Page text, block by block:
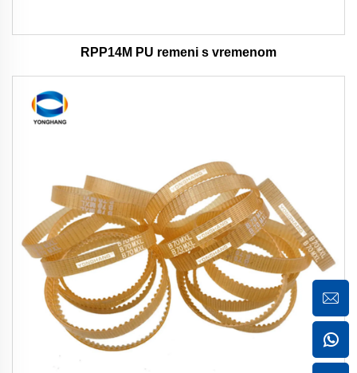
RPP14M PU remeni s vremenom